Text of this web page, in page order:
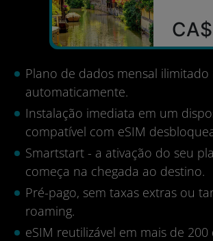
Plano de dados mensal
automaticamente.
Instalação imediata em um
compatível com eSIM
Smartstart - a ativação do seu
começa na chegada ao destino.
Pré-pago, sem taxas extras ou
roaming.
eSIM reutilizável em mais de 200